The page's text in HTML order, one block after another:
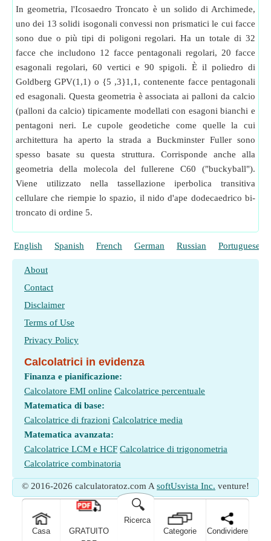
In geometria, l'Icosaedro Troncato è un solido di Archimede,
uno dei 13 solidi isogonali convessi non prismatici le cui facce
sono due o più tipi di poligoni regolari. Ha un totale di 32
facce che includono 12 facce pentagonali regolari, 20 facce
esagonali regolari, 60 vertici e 90 spigoli. È il poliedro di
Goldberg GPV(1,1) o {5 ,3}1,1, contenente facce pentagonali
ed esagonali. Questa geometria è associata ai palloni da calcio
(palloni da calcio) tipicamente modellati con esagoni bianchi e
pentagoni neri. Le cupole geodetiche come quelle la cui
architettura ha aperto la strada a Buckminster Fuller sono
spesso basate su questa struttura. Corrisponde anche alla
geometria della molecola del fullerene C60 ("buckyball").
Viene utilizzato nella tassellazione iperbolica transitiva
cellulare che riempie lo spazio, il nido d'ape dodecaedrico bi-
troncato di ordine 5.
English Spanish French German Russian Portuguese
About
Contact
Disclaimer
Terms of Use
Privacy Policy
Calcolatrici in evidenza
Finanza e pianificazione:
Calcolatore EMI online Calcolatrice percentuale
Matematica di base:
Calcolatrice di frazioni Calcolatrice media
Matematica avanzata:
Calcolatrice LCM e HCF Calcolatrice di trigonometria
Calcolatrice combinatoria
© 2016-2026 calculatoratoz.com A softUsvista Inc. venture!
Casa
GRATUITO
🔍
Ricerca
Categorie
Condividere